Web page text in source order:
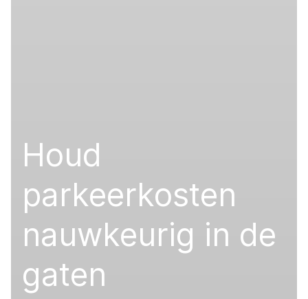
Houd
parkeerkosten
nauwkeurig in de
gaten